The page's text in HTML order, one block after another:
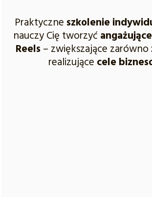
Praktyczne szkolenie
nauczy Cię tworzyćangażujące
Reels– zwiększające zarówno
realizujące cele